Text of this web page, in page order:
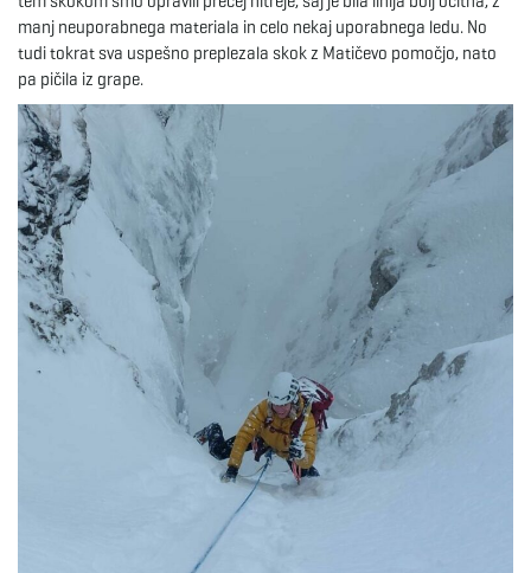
manj neuporabnega materiala in celo nekaj uporabnega ledu. No
tudi tokrat sva uspešno preplezala skok z Matičevo pomočjo, nato
pa pičila iz grape.